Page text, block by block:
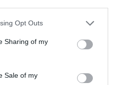
app uses one or more Google
behaviour. You may click to
and its third-party tags to
purposes in below Google
Opt Outs
Sharing of my
Sale of my